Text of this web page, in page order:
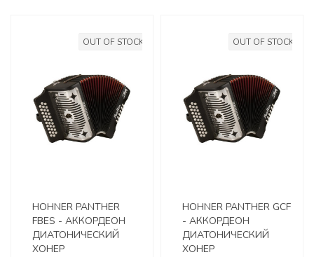
OUT OF STOCK
HOHNER PANTHER
FBES - АККОРДЕОН
ДИАТОНИЧЕСКИЙ
ХОНЕР
OUT OF STOCK
HOHNER PANTHER GCF
- АККОРДЕОН
ДИАТОНИЧЕСКИЙ
ХОНЕР